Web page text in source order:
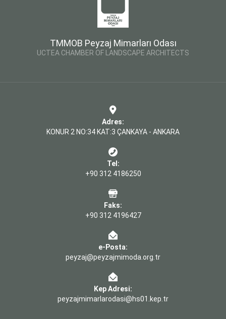
TMMOB Peyzaj Mimarları Odası
UCTEA CHAMBER OF LANDSCAPE ARCHITECTS
Adres:
KONUR 2 NO:34 KAT:3 ÇANKAYA - ANKARA
Tel:
+90 312 4186250
Faks:
+90 312 4196427
e-Posta:
peyzaj@peyzajmimoda.org.tr
Kep Adresi:
peyzajmimarlarodasi@hs01.kep.tr